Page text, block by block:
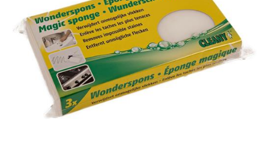
moeiteloos
hardnekkige
vlekken
aantal